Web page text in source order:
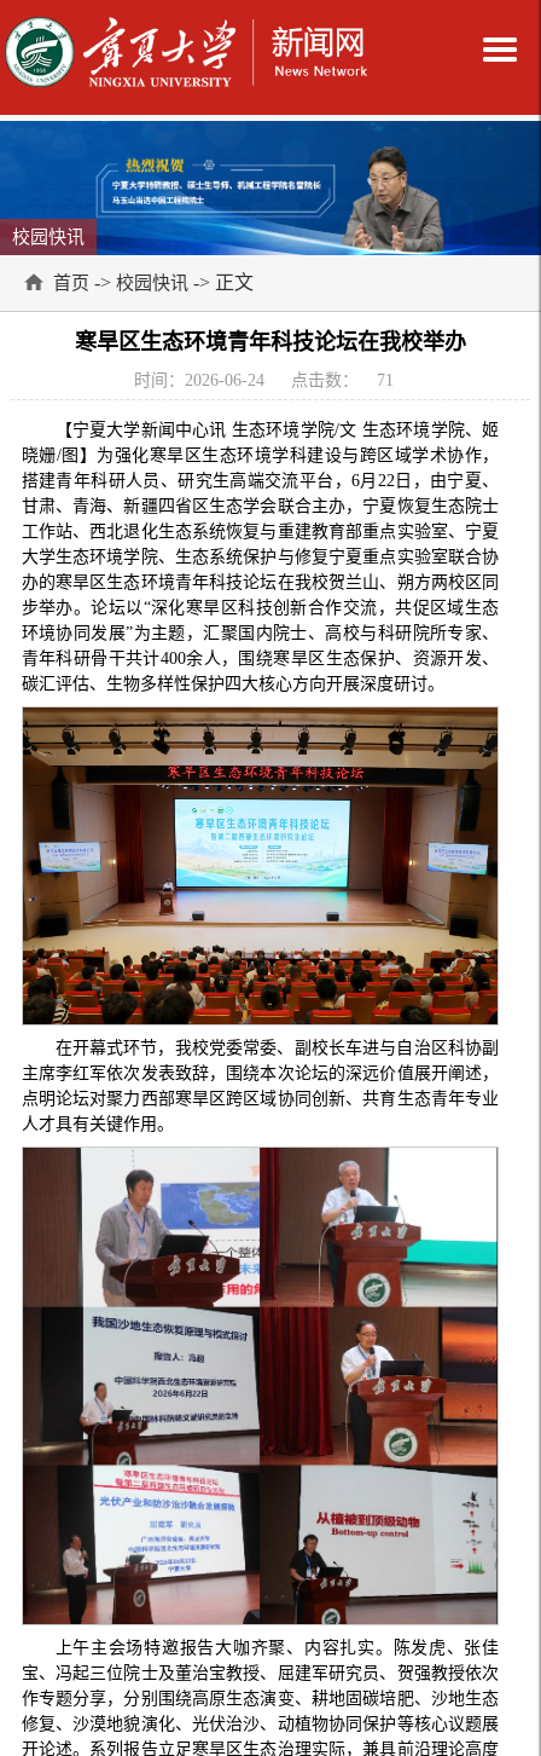
校园快讯
首页 -> 校园快讯 -> 正文
寒旱区生态环境青年科技论坛在我校举办
时间：2026-06-24 点击数： 71
【宁夏大学新闻中心讯 生态环境学院/文 生态环境学院、姬
晓姗/图】为强化寒旱区生态环境学科建设与跨区域学术协作，
搭建青年科研人员、研究生高端交流平台，6月22日，由宁夏、
甘肃、青海、新疆四省区生态学会联合主办，宁夏恢复生态院士
工作站、西北退化生态系统恢复与重建教育部重点实验室、宁夏
大学生态环境学院、生态系统保护与修复宁夏重点实验室联合协
办的寒旱区生态环境青年科技论坛在我校贺兰山、朔方两校区同
步举办。论坛以“深化寒旱区科技创新合作交流，共促区域生态
环境协同发展”为主题，汇聚国内院士、高校与科研院所专家、
青年科研骨干共计400余人，围绕寒旱区生态保护、资源开发、
碳汇评估、生物多样性保护四大核心方向开展深度研讨。
在开幕式环节，我校党委常委、副校长车进与自治区科协副
主席李红军依次发表致辞，围绕本次论坛的深远价值展开阐述，
点明论坛对聚力西部寒旱区跨区域协同创新、共育生态青年专业
人才具有关键作用。
上午主会场特邀报告大咖齐聚、内容扎实。陈发虎、张佳
宝、冯起三位院士及董治宝教授、屈建军研究员、贺强教授依次
作专题分享，分别围绕高原生态演变、耕地固碳培肥、沙地生态
修复、沙漠地貌演化、光伏治沙、动植物协同保护等核心议题展
开论述。系列报告立足寒旱区生态治理实际，兼具前沿理论高度